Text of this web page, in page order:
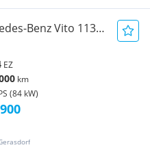
Benz Vito 113
- Top Zustand
EZ
km
(84 kW)